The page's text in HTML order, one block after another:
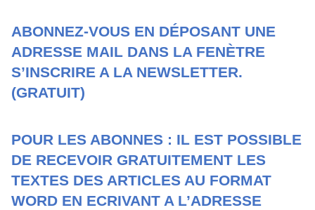
ABONNEZ-VOUS EN DÉPOSANT UNE
ADRESSE MAIL DANS LA FENÈTRE
S’INSCRIRE A LA NEWSLETTER.
(GRATUIT)
POUR LES ABONNES : IL EST POSSIBLE
DE RECEVOIR GRATUITEMENT LES
TEXTES DES ARTICLES AU FORMAT
WORD EN ECRIVANT A L’ADRESSE